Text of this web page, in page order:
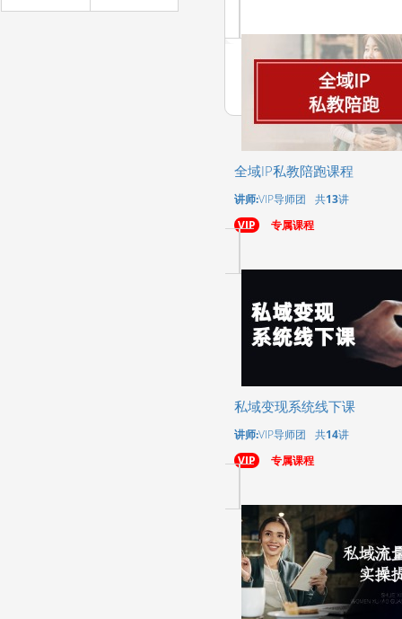
全域IP私教陪跑课程
讲师:VIP导师团 共13讲
VIP
专属课程
私域变现系统线下课
讲师:VIP导师团 共14讲
VIP
专属课程